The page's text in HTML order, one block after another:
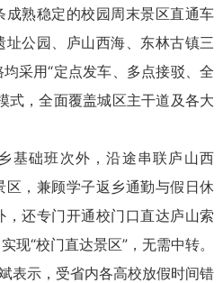
熟稳定的校园周末景区直通车
公园、庐山西海、东林古镇三
采用“定点发车、多点接驳、全
式，全面覆盖城区主干道及各大
基础班次外，沿途串联庐山西
，兼顾学子返乡通勤与假日休
还专门开通校门口直达庐山索
现“校门直达景区”，无需中转。
表示，受省内各高校放假时间错